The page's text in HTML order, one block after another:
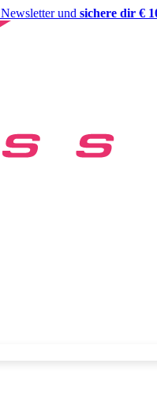
und sichere dir €